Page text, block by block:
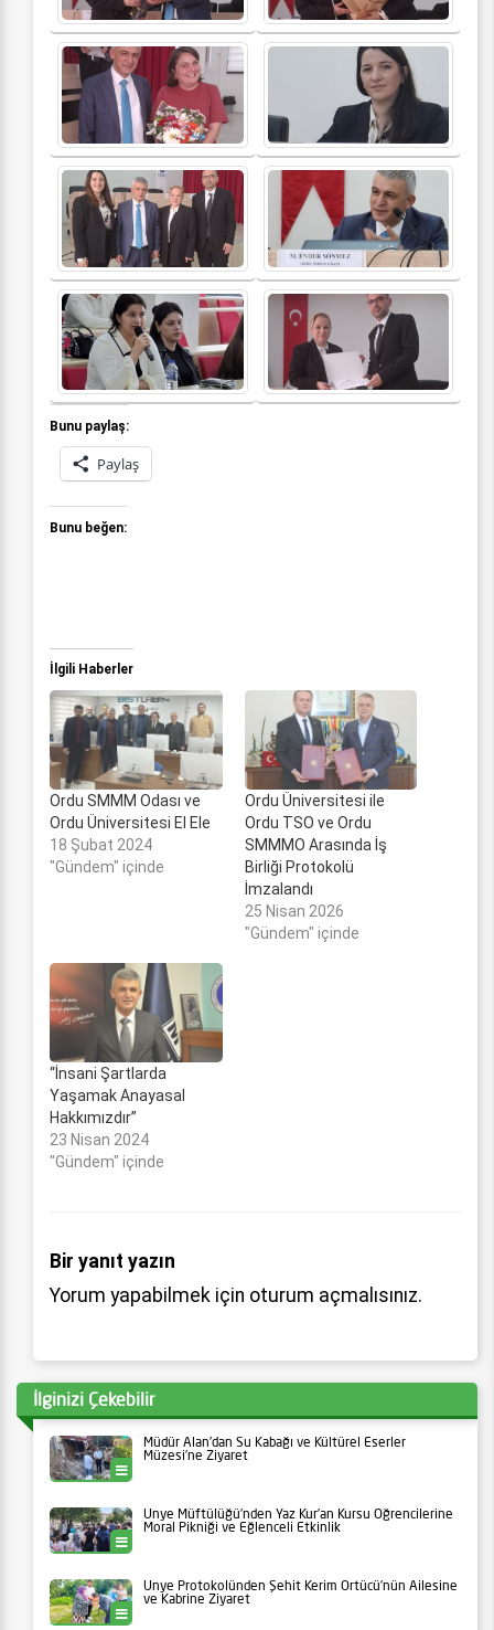
Bunu paylaş:
Paylaş
Bunu beğen:
İlgili Haberler
Ordu SMMM Odası ve
Ordu Üniversitesi El Ele
18 Şubat 2024
"Gündem" içinde
Ordu Üniversitesi ile
Ordu TSO ve Ordu
SMMMO Arasında İş
Birliği Protokolü
İmzalandı
25 Nisan 2026
"Gündem" içinde
“İnsani Şartlarda
Yaşamak Anayasal
Hakkımızdır”
23 Nisan 2024
"Gündem" içinde
Bir yanıt yazın
Yorum yapabilmek için oturum açmalısınız.
İlginizi Çekebilir
Müdür Alan’dan Su Kabağı ve Kültürel Eserler
Müzesi’ne Ziyaret
Ünye Müftülüğü’nden Yaz Kur’an Kursu Öğrencilerine
Moral Pikniği ve Eğlenceli Etkinlik
Ünye Protokolünden Şehit Kerim Örtücü’nün Ailesine
ve Kabrine Ziyaret